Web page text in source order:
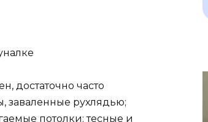
достаточно часто
заваленные рухлядью;
потолки; тесные и